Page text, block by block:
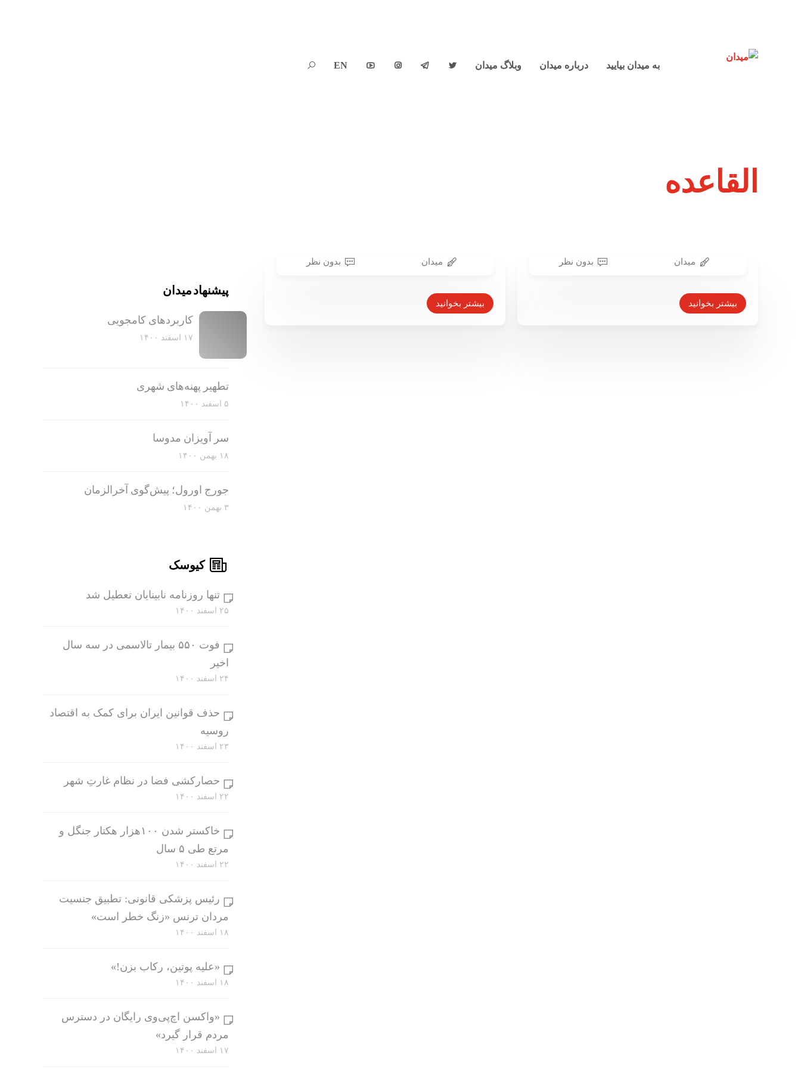
به میدان بیایید درباره میدان وبلاگ میدان 



EN

القاعده
میدان بدون نظر
بیشتر بخوانید
میدان بدون نظر
بیشتر بخوانید
پیشنهاد میدان
کاربرد‌های کامجویی
۱۷ اسفند ۱۴۰۰
تطهیر پهنه‌های شهری
۵ اسفند ۱۴۰۰
سر آویزان مدوسا
۱۸ بهمن ۱۴۰۰
جورج اورول؛ پیش‌گوی آخرالزمان
۳ بهمن ۱۴۰۰
کیوسک
تنها روزنامه نابینایان تعطیل شد
۲۵ اسفند ۱۴۰۰
فوت ۵۵۰ بیمار تالاسمی در سه سال
اخیر
۲۴ اسفند ۱۴۰۰
حذف قوانین ایران برای کمک به اقتصاد
روسیه
۲۳ اسفند ۱۴۰۰
حصارکشی فضا در نظام غارتِ شهر
۲۲ اسفند ۱۴۰۰
خاکستر شدن ۱۰۰هزار هکتار جنگل و
مرتع طی ۵ سال
۲۲ اسفند ۱۴۰۰
رئیس پزشکی قانونی: تطبیق جنسیت
مردان ترنس «زنگ خطر است»
۱۸ اسفند ۱۴۰۰
«علیه پوتین، رکاب بزن!»
۱۸ اسفند ۱۴۰۰
«واکسن اچ‌پی‌وی رایگان در دسترس
مردم قرار گیرد»
۱۷ اسفند ۱۴۰۰